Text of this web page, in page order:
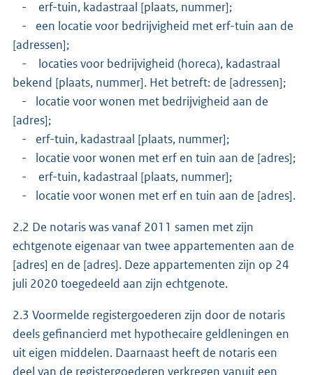
- erf-tuin, kadastraal [plaats, nummer];
- een locatie voor bedrijvigheid met erf-tuin aan de
[adressen];
- locaties voor bedrijvigheid (horeca), kadastraal
bekend [plaats, nummer]. Het betreft: de [adressen];
- locatie voor wonen met bedrijvigheid aan de
[adres];
- erf-tuin, kadastraal [plaats, nummer];
- locatie voor wonen met erf en tuin aan de [adres];
- erf-tuin, kadastraal [plaats, nummer];
- locatie voor wonen met erf en tuin aan de [adres].
2.2 De notaris was vanaf 2011 samen met zijn
echtgenote eigenaar van twee appartementen aan de
[adres] en de [adres]. Deze appartementen zijn op 24
juli 2020 toegedeeld aan zijn echtgenote.
2.3 Voormelde registergoederen zijn door de notaris
deels gefinancierd met hypothecaire geldleningen en
uit eigen middelen. Daarnaast heeft de notaris een
deel van de registergoederen verkregen vanuit een